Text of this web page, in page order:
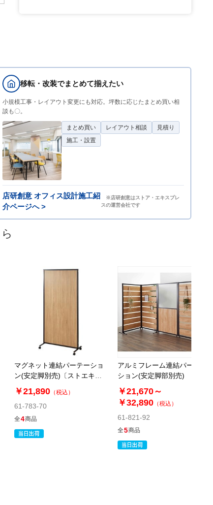
移転・改装でまとめて揃えたい
小規模工事・レイアウト変更にも対応。坪数に応じたまとめ買い相
談も〇。
まとめ買い レイアウト相談
見積り
施工・設置
店研創意 オフィス設計施工紹
介ページへ >
※店研創意はストア・エキスプレ
スの運営会社です
マグネット連結パーテーショ
ン(安定脚別売)〔ストエキオ
リジナル〕
￥21,890 （税込）
61-783-70
全4商品
アルミフレーム連結パーテー
ション(安定脚部別売)
￥21,670～
￥32,890 （税込）
61-821-92
全5商品